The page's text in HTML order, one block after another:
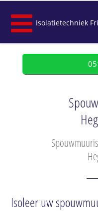
Isolatietechniek
Isoleer uw